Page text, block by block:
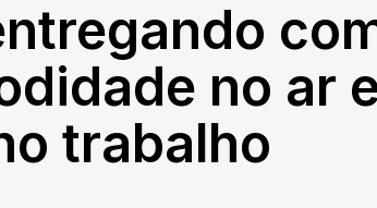
no ar
trabalho